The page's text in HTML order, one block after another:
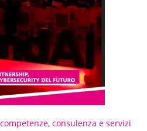
consulenza e servizi